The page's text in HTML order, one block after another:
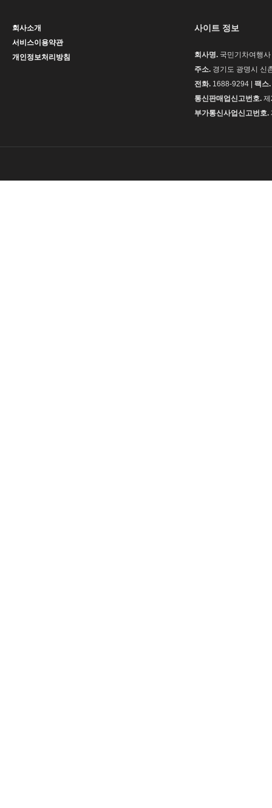
회사소개
서비스이용약관
개인정보처리방침
사이트 정보
회사명. 국민기차여행사
주소. 경기도 광명시 신
전화. 1688-9294 | 팩스.
통신판매업신고번호.
부가통신사업신고번호.